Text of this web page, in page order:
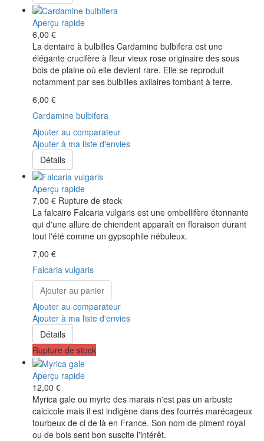
Aperçu rapide
6,00 €
La dentaire à bulbilles Cardamine bulbifera est une
élégante crucifère à fleur vieux rose originaire des sous
bois de plaine où elle devient rare. Elle se reproduit
notamment par ses bulbilles axilaires tombant à terre.
6,00 €
Cardamine bulbifera
Ajouter au comparateur
Ajouter à ma liste d'envies
Détails
Aperçu rapide
7,00 € Rupture de stock
La falcaire Falcaria vulgaris est une ombellifère étonnante
qui d'une allure de chiendent apparaît en floraison durant
tout l'été comme un gypsophile nébuleux.
7,00 €
Falcaria vulgaris
Ajouter au panier
Ajouter au comparateur
Ajouter à ma liste d'envies
Détails
Rupture de stock
Aperçu rapide
12,00 €
Myrica gale ou myrte des marais n'est pas un arbuste
calcicole mais il est indigène dans des fourrés marécageux
tourbeux de ci de là en France. Son nom de piment royal
ou de bois sent bon suscite l'intérêt.